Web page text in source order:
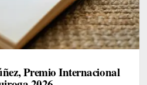
Premio Internacional